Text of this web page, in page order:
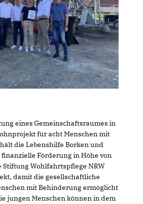
eines Gemeinschaftsraumes in
für acht Menschen mit
die Lebenshilfe Borken und
Förderung in Höhe von
Stiftung Wohlfahrtspflege NRW
damit die gesellschaftliche
mit Behinderung ermöglicht
jungen Menschen können in dem